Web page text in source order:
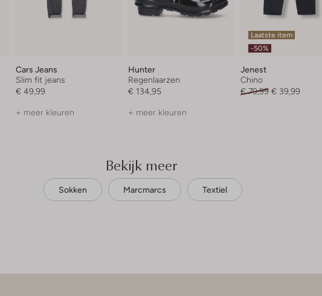
Cars Jeans
Slim fit jeans
€ 49,99
+ meer kleuren
Hunter
Regenlaarzen
€ 134,95
+ meer kleuren
Laatste item
-50%
Jenest
Chino
€ 79,99 € 39,99
Bekijk meer
Sokken Marcmarcs Textiel